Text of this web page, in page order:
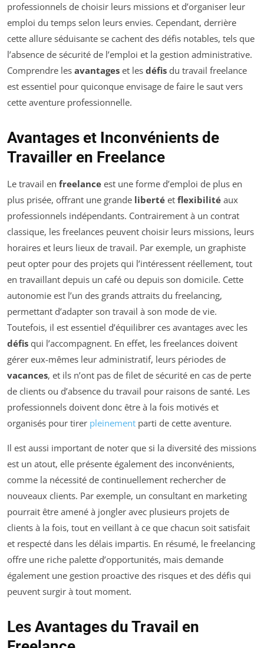
professionnels de choisir leurs missions et d’organiser leur
emploi du temps selon leurs envies. Cependant, derrière
cette allure séduisante se cachent des défis notables, tels que
l’absence de sécurité de l’emploi et la gestion administrative.
Comprendre les avantages et les défis du travail freelance
est essentiel pour quiconque envisage de faire le saut vers
cette aventure professionnelle.
Avantages et Inconvénients de
Travailler en Freelance
Le travail en freelance est une forme d’emploi de plus en
plus prisée, offrant une grande liberté et flexibilité aux
professionnels indépendants. Contrairement à un contrat
classique, les freelances peuvent choisir leurs missions, leurs
horaires et leurs lieux de travail. Par exemple, un graphiste
peut opter pour des projets qui l’intéressent réellement, tout
en travaillant depuis un café ou depuis son domicile. Cette
autonomie est l’un des grands attraits du freelancing,
permettant d’adapter son travail à son mode de vie.
Toutefois, il est essentiel d’équilibrer ces avantages avec les
défis qui l’accompagnent. En effet, les freelances doivent
gérer eux-mêmes leur administratif, leurs périodes de
vacances, et ils n’ont pas de filet de sécurité en cas de perte
de clients ou d’absence du travail pour raisons de santé. Les
professionnels doivent donc être à la fois motivés et
organisés pour tirer pleinement parti de cette aventure.
Il est aussi important de noter que si la diversité des missions
est un atout, elle présente également des inconvénients,
comme la nécessité de continuellement rechercher de
nouveaux clients. Par exemple, un consultant en marketing
pourrait être amené à jongler avec plusieurs projets de
clients à la fois, tout en veillant à ce que chacun soit satisfait
et respecté dans les délais impartis. En résumé, le freelancing
offre une riche palette d’opportunités, mais demande
également une gestion proactive des risques et des défis qui
peuvent surgir à tout moment.
Les Avantages du Travail en